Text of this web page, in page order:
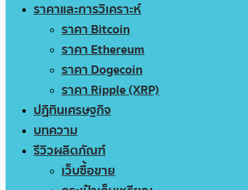
ราคาและการวิเคราะห์
ราคา Bitcoin
ราคา Ethereum
ราคา Dogecoin
ราคา Ripple (XRP)
ปฏิทินเศรษฐกิจ
บทความ
รีวิวผลิตภัณฑ์
เว็บซื้อขาย